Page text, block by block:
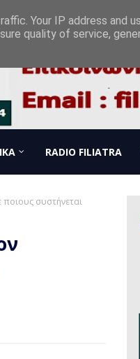
RADIO FILIATRA
συστήνεται
Your IP address and
quality of service,